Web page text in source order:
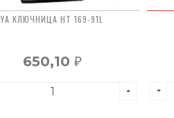
YA КЛЮЧНИЦА HT 169-91L
650,10 ₽